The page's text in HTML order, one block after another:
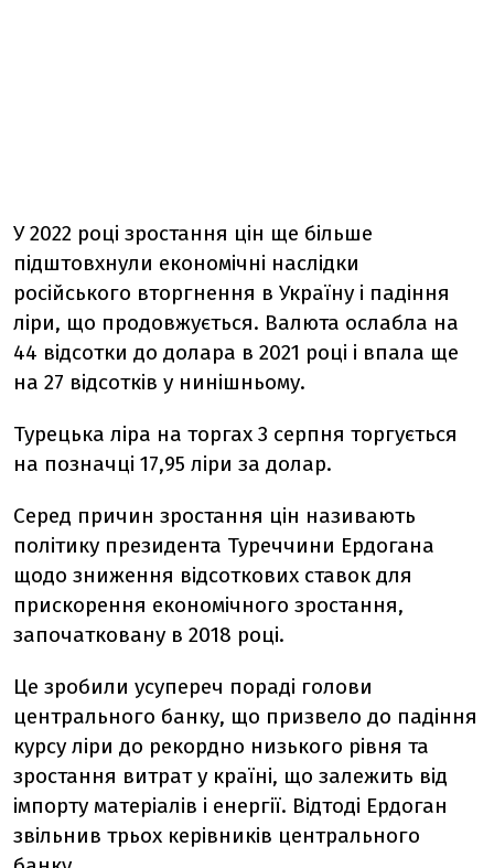
У 2022 році зростання цін ще більше
підштовхнули економічні наслідки
російського вторгнення в Україну і падіння
ліри, що продовжується. Валюта ослабла на
44 відсотки до долара в 2021 році і впала ще
на 27 відсотків у нинішньому.
Турецька ліра на торгах 3 серпня торгується
на позначці 17,95 ліри за долар.
Серед причин зростання цін називають
політику президента Туреччини Ердогана
щодо зниження відсоткових ставок для
прискорення економічного зростання,
започатковану в 2018 році.
Це зробили усупереч пораді голови
центрального банку, що призвело до падіння
курсу ліри до рекордно низького рівня та
зростання витрат у країні, що залежить від
імпорту матеріалів і енергії. Відтоді Ердоган
звільнив трьох керівників центрального